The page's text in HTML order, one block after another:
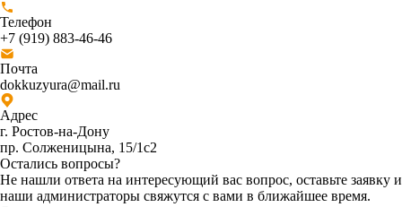
Телефон
+7 (919) 883-46-46
Почта
dokkuzyura@mail.ru
Адрес
г. Ростов-на-Дону
пр. Солженицына, 15/1с2
Остались вопросы?
Не нашли ответа на интересующий вас вопрос, оставьте заявку и
наши администраторы свяжутся с вами в ближайшее время.